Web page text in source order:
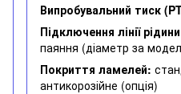
Випробувальний тиск
Підключення лінії
паяння (діаметр за
Покриття ламелей:
антикорозійне (опція)